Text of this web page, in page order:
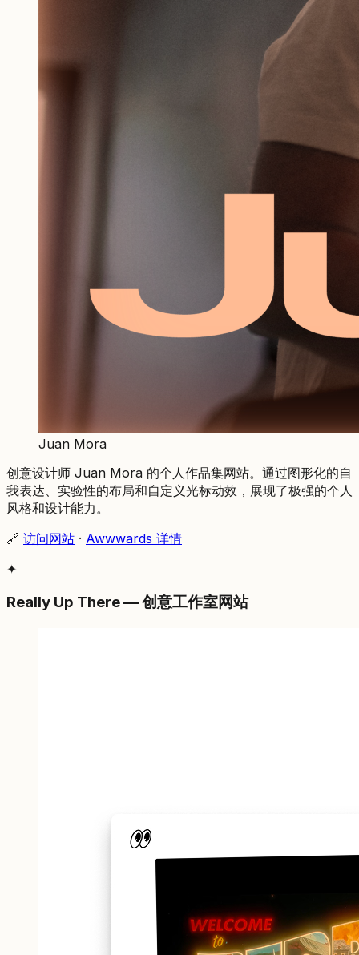
Juan Mora
创意设计师 Juan Mora 的个人作品集网站。通过图形化的自
我表达、实验性的布局和自定义光标动效，展现了极强的个人
风格和设计能力。
🔗 访问网站 · Awwwards 详情
✦
Really Up There — 创意工作室网站